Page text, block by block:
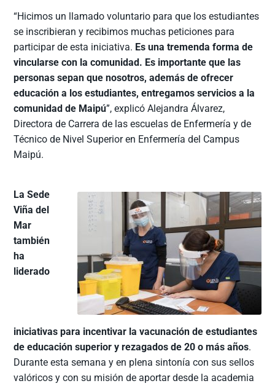
“Hicimos un llamado voluntario para que los estudiantes
se inscribieran y recibimos muchas peticiones para
participar de esta iniciativa. Es una tremenda forma de
vincularse con la comunidad. Es importante que las
personas sepan que nosotros, además de ofrecer
educación a los estudiantes, entregamos servicios a la
comunidad de Maipú”, explicó Alejandra Álvarez,
Directora de Carrera de las escuelas de Enfermería y de
Técnico de Nivel Superior en Enfermería del Campus
Maipú.
La Sede
Viña del
Mar
también
ha
liderado
iniciativas para incentivar la vacunación de estudiantes
de educación superior y rezagados de 20 o más años.
Durante esta semana y en plena sintonía con sus sellos
valóricos y con su misión de aportar desde la academia